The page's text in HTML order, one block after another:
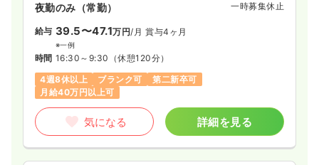
夜勤のみ（常勤） 一時募集休止
給与 39.5〜47.1万円/月 賞与4ヶ月
※一例
時間 16:30～9:30 （休憩120分）
4週8休以上
ブランク可
第二新卒可
月給40万円以上可
気になる 詳細を見る